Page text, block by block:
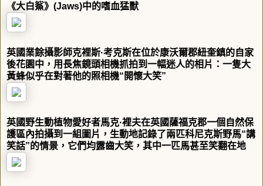
《大白鯊》(Jaws)中的嗜血猛獸
英國業餘攝影師克裡斯·考克斯在位於康沃爾郡紐奎鎮的自家
後花園中，用長焦鏡頭相機抓拍到一幅迷人的相片：一隻大
黃蜂似乎在對著他的照相機“開懷大笑”
英國野生動植物愛好者馬克·裡夫在英國薩福克郡一個自然保
護區內拍攝到一組圖片，生動地記錄了兩匹科尼克斯野馬“講
笑話”的情景，它們均露齒大笑，其中一匹馬甚至笑翻在地